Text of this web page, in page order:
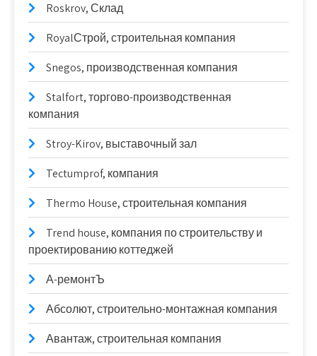
Roskrov, Склад
RoyalСтрой, строительная компания
Snegos, производственная компания
Stalfort, торгово-производственная
компания
Stroy-Kirov, выставочный зал
Tectumprof, компания
Thermo House, строительная компания
Trend house, компания по строительству и
проектированию коттеджей
А-ремонтЪ
Абсолют, строительно-монтажная компания
Авантаж, строительная компания